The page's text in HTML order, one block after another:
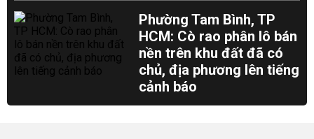
Phường Tam Bình, TP
HCM: Cò rao phân lô bán
nền trên khu đất đã có
chủ, địa phương lên tiếng
cảnh báo